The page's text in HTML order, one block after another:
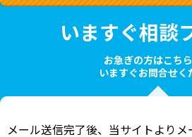
いますぐ相談
お急ぎの方はこち
いますぐお問合せく
メール送信完了後、当サイトよりメ